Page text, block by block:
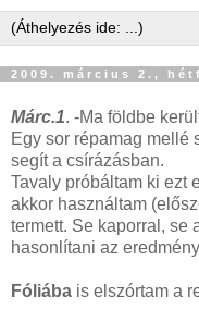
2009. március 2.,
Márc.1. -Ma földbe
Egy sor répamag mellé
segít a csírázásban.
Tavaly próbáltam ki ezt
akkor használtam
termett. Se kaporral, se
hasonlítani az
Fóliába is elszórtam a